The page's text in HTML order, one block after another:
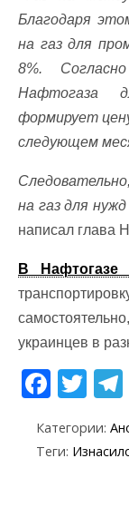
Благодаря
на газ для
8%.
Нафтогаза
формирует
следующем
на газ для
написал глава
В Нафтогазе
украинцев в
F
e
T
itt
Категории:
Теги: